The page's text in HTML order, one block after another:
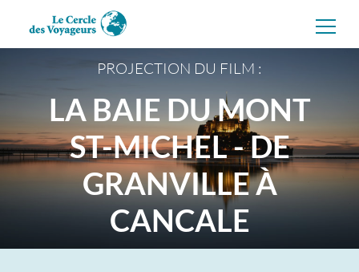
directement
contenu
PROJECTION DU FILM :
LA BAIE DU MONT
ST-MICHEL - DE
GRANVILLE À
CANCALE